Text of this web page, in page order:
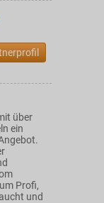
über
ein
Profi,
und